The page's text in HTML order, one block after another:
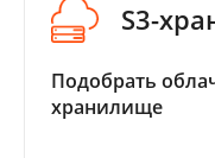
S3-
Подобрать
хранилище